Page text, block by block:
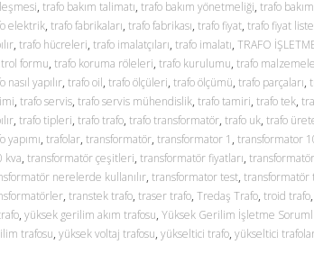
, trafo bakım talimatı, trafo bakım yönetmeliği, trafo
elektrik, trafo fabrikaları, trafo fabrikası, trafo fiyat, trafo fiyat
, trafo hücreleri, trafo imalatçıları, trafo imalatı, TRAFO
formu, trafo koruma röleleri, trafo kurulumu, trafo
nasıl yapılır, trafo oil, trafo ölçüleri, trafo ölçümü, trafo parçaları,
, trafo servis, trafo servis mühendislik, trafo tamiri, trafo tek,
, trafo tipleri, trafo trafo, trafo transformatör, trafo uk, trafo
yapımı, trafolar, transformatör, transformator 1 , transformator
kva, transformatör çeşitleri, transformatör fiyatları,
nerelerde kullanılır, transformator test, transformatör
, transtek trafo, traser trafo, Tredaş Trafo, troid trafo,
, yüksek gerilim akım trafosu, Yüksek Gerilim İşletme
trafosu, yüksek voltaj trafosu, yükseltici trafo, yükseltici